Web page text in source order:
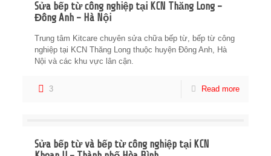
Sửa bếp từ công nghiệp tại KCN Thăng Long –
Đông Anh – Hà Nội
Trung tâm Kitcare chuyên sửa chữa bếp từ, bếp từ công
nghiệp tại KCN Thăng Long thuộc huyện Đông Anh, Hà
Nội và các khu vực lân cận.
3 Read more
Sửa bếp từ và bếp từ công nghiệp tại KCN